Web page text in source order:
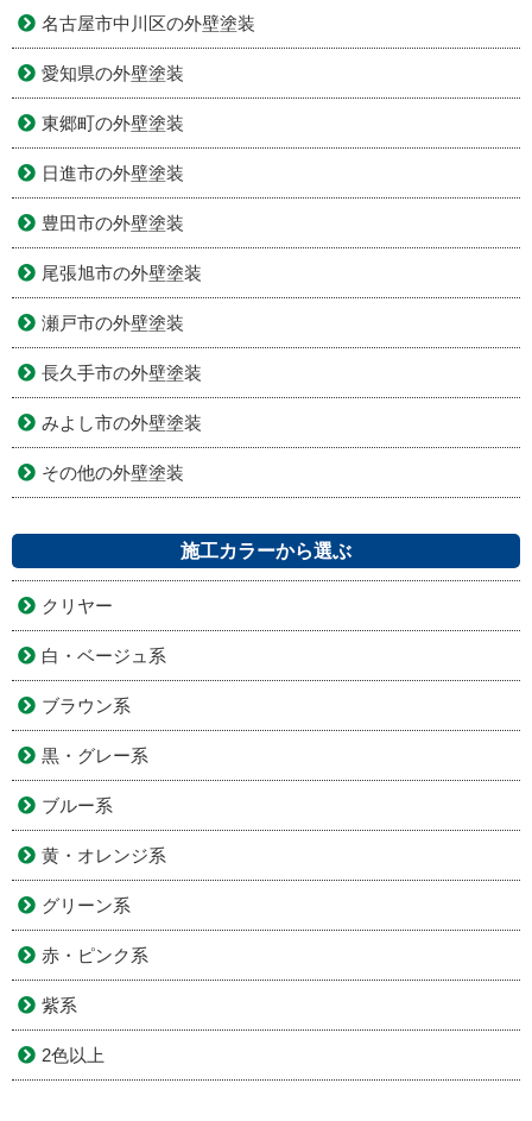
名古屋市中川区の外壁塗装
愛知県の外壁塗装
東郷町の外壁塗装
日進市の外壁塗装
豊田市の外壁塗装
尾張旭市の外壁塗装
瀬戸市の外壁塗装
長久手市の外壁塗装
みよし市の外壁塗装
その他の外壁塗装
施工カラーから選ぶ
クリヤー
白・ベージュ系
ブラウン系
黒・グレー系
ブルー系
黄・オレンジ系
グリーン系
赤・ピンク系
紫系
2色以上